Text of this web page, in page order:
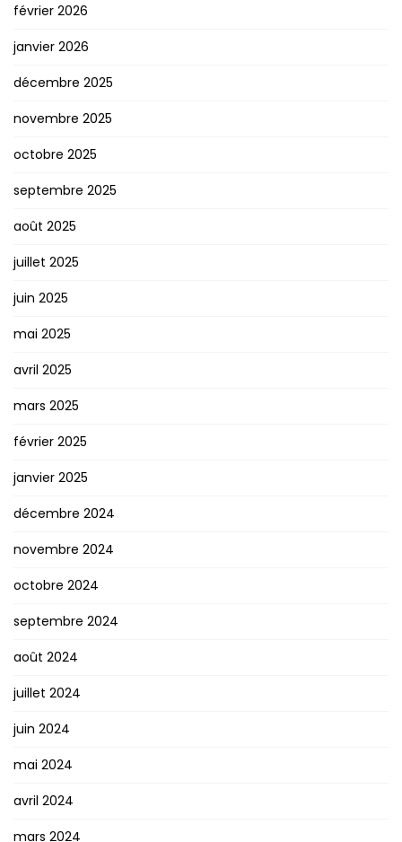
février 2026
janvier 2026
décembre 2025
novembre 2025
octobre 2025
septembre 2025
août 2025
juillet 2025
juin 2025
mai 2025
avril 2025
mars 2025
février 2025
janvier 2025
décembre 2024
novembre 2024
octobre 2024
septembre 2024
août 2024
juillet 2024
juin 2024
mai 2024
avril 2024
mars 2024